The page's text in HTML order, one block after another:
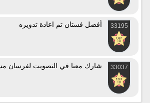
33195 أفضل فستان تم اعادة تدويره
33037 شارك معنا في التصويت لفرسان